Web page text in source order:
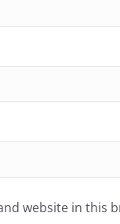
website in this